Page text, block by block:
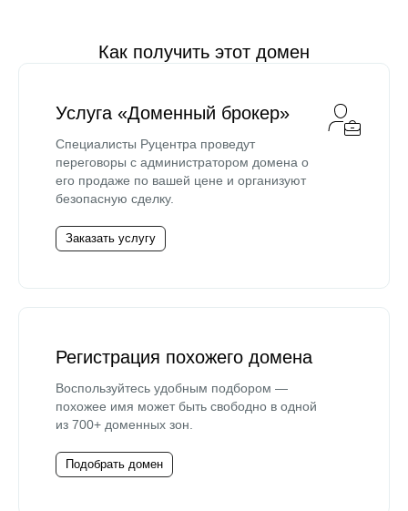
Как получить этот домен
Услуга «Доменный брокер»
Специалисты Руцентра проведут
переговоры с администратором домена о
его продаже по вашей цене и организуют
безопасную сделку.
Заказать услугу
Регистрация похожего домена
Воспользуйтесь удобным подбором —
похожее имя может быть свободно в одной
из 700+ доменных зон.
Подобрать домен